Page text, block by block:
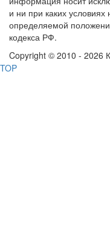
и ни при каких
определяемой
кодекса РФ.
Copyright © 2010 - 2026
TOP